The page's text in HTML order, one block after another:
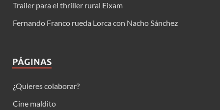
Trailer para el thriller rural Eixam
Fernando Franco rueda Lorca con Nacho Sánchez
PÁGINAS
¿Quieres colaborar?
Cine maldito